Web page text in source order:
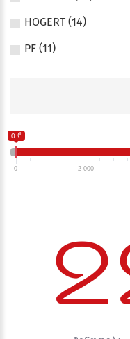
HOGERT (14)
PF (11)
0 ₾
0 2 000